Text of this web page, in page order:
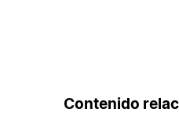
Contenido